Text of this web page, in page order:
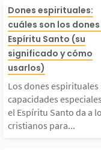
dones
que
da a
para
Dones espirituales:
cuáles son los
Espíritu Santo (su
significado y cómo
usarlos)
Los dones espirituales
capacidades
el Espíritu Santo da a
cristianos para...